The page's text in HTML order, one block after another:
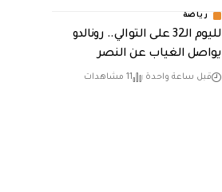
رياضة
لليوم الـ32 على التوالي.. رونالدو
يواصل الغياب عن النصر
قبل ساعة واحدة 11 مشاهدات